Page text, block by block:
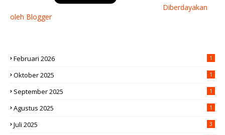
Diberdayakan
oleh Blogger
Februari 2026 1
Oktober 2025 1
September 2025 1
Agustus 2025 1
Juli 2025 3